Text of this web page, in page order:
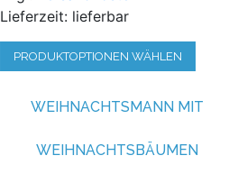
Lieferzeit: lieferbar
PRODUKTOPTIONEN WÄHLEN
WEIHNACHTSMANN MIT
WEIHNACHTSBÄUMEN